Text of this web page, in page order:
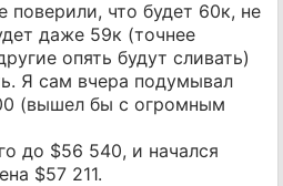
поверили, что будет 60к, не
даже 59к (точнее
опять будут сливать)
Я сам вчера подумывал
(вышел бы с огромным
до $56 540, и начался
$57 211.